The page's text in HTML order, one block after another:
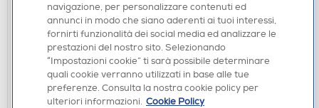
AURICOLARI
XTREME - AURICOLARI WIRELESS BT 5.0 SAN
FRANCISCO-NERO
€ 13,49
navigazione, per personalizzare contenuti ed
annunci in modo che siano aderenti ai tuoi interessi,
fornirti funzionalità dei social media ed analizzare le
prestazioni del nostro sito. Selezionando
“Impostazioni cookie” ti sarà possibile determinare
quali cookie verranno utilizzati in base alle tue
preferenze. Consulta la nostra cookie policy per
ulteriori informazioni. Cookie Policy